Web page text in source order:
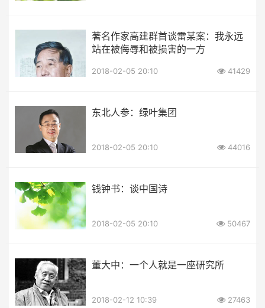
著名作家高建群首谈雷某案：我永远
站在被侮辱和被损害的一方
2018-02-05 20:10 41429
东北人参：绿叶集团
2018-02-05 20:10 44016
钱钟书：谈中国诗
2018-02-05 20:10 50467
董大中：一个人就是一座研究所
2018-02-12 10:39 27463